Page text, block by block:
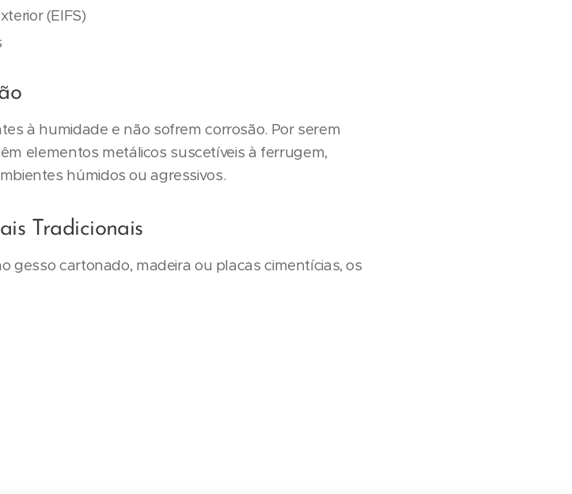
(EIFS)
à humidade e não sofrem corrosão. Por serem
elementos metálicos suscetíveis à ferrugem,
húmidos ou agressivos.
Tradicionais
gesso cartonado, madeira ou placas cimentícias, os